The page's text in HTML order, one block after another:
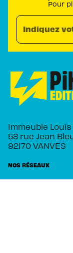
Pour
Indiquez
Immeuble
58 rue Jean
92170 VANVES
NOS RÉSEAUX